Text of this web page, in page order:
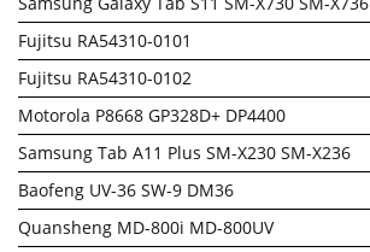
Fujitsu RA54310-0101
Fujitsu RA54310-0102
Motorola P8668 GP328D+ DP4400
Samsung Tab A11 Plus SM-X230 SM-X236
Baofeng UV-36 SW-9 DM36
Quansheng MD-800i MD-800UV